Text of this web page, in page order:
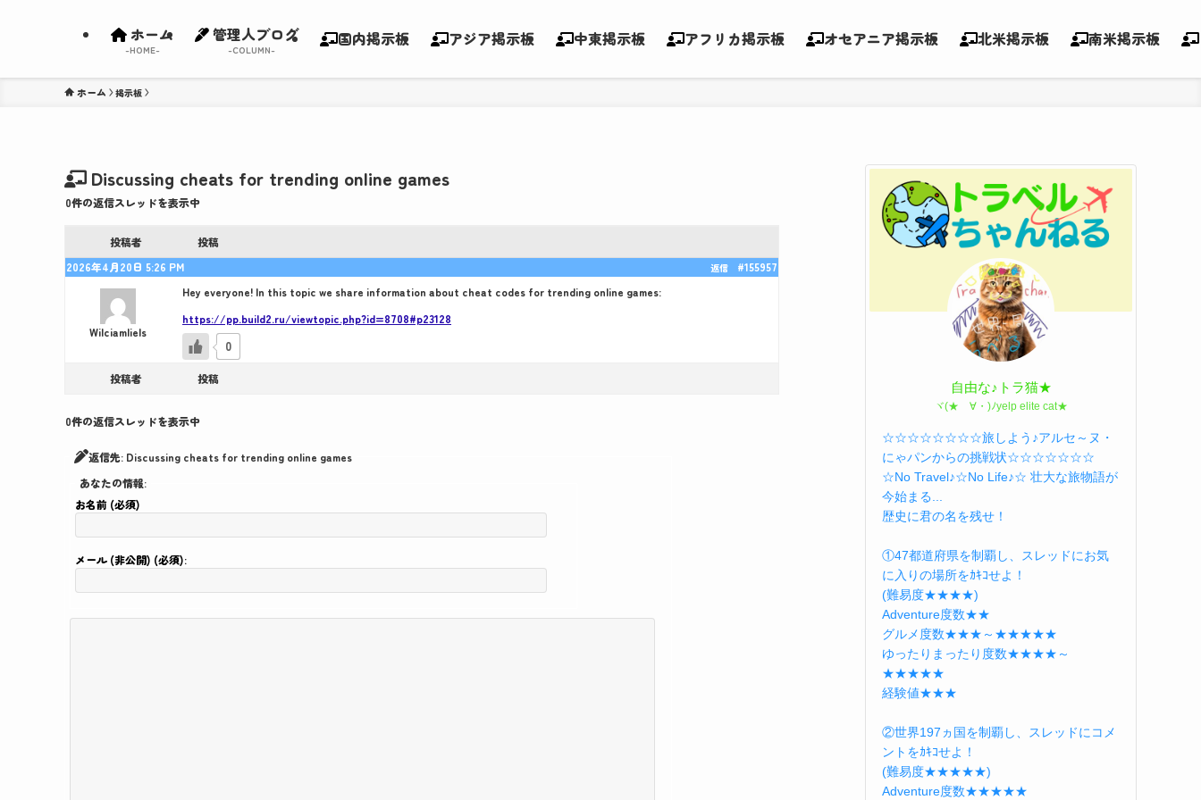
ホーム
-HOME-
管理人ブログ
-COLUMN-
国内掲示板 アジア掲示板 中東掲示板 アフリカ掲示板 オセアニア掲示板 北米掲示板 南米掲示板
ホーム
Discussing cheats for trending online games
0件の返信スレッドを表示中
投稿者
投稿
2026年4月20日 5:26 PM
#155957
返信
Wilciamliels
Hey everyone! In this topic we share information about cheat codes for trending online games:
https://pp.build2.ru/viewtopic.php?id=8708#p23128
0
投稿者 投稿
0件の返信スレッドを表示中
返信先: Discussing cheats for trending online games
あなたの情報:
お名前 (必須)
メール (非公開) (必須):
自由な♪トラ猫★
ヾ(★ゝ∀・)ﾉyelp elite cat★
☆☆☆☆☆☆☆☆旅しよう♪アルセ～ヌ・
にゃパンからの挑戦状☆☆☆☆☆☆☆
☆No Travel♪☆No Life♪☆ 壮大な旅物語が
今始まる...
歴史に君の名を残せ！
①47都道府県を制覇し、スレッドにお気
に入りの場所をｶｷｺせよ！
(難易度★★★★)
Adventure度数★★
グルメ度数★★★～★★★★★
ゆったりまったり度数★★★★～
★★★★★
経験値★★★
②世界197ヵ国を制覇し、スレッドにコメ
ントをｶｷｺせよ！
(難易度★★★★★)
Adventure度数★★★★★